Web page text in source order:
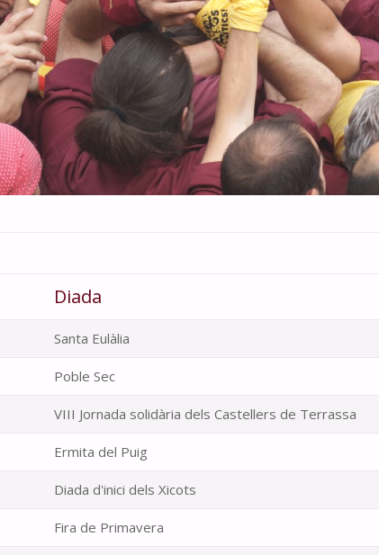
Diada
Santa Eulàlia
Poble Sec
VIII Jornada solidària dels Castellers de Terrassa
Ermita del Puig
Diada d'inici dels Xicots
Fira de Primavera